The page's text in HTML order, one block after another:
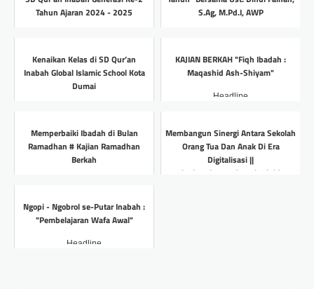
Tahun Ajaran 2024 - 2025
S.Ag, M.Pd.I, AWP
Kenaikan Kelas di SD Qur’an
Inabah Global Islamic School Kota
Dumai
KAJIAN BERKAH "Fiqh Ibadah :
Maqashid Ash-Shiyam"
Headline
Memperbaiki Ibadah di Bulan
Ramadhan # Kajian Ramadhan
Berkah
Membangun Sinergi Antara Sekolah
Orang Tua Dan Anak Di Era
Digitalisasi ||
inabatulqurandumai.sch.id
Ngopi - Ngobrol se-Putar Inabah :
"Pembelajaran Wafa Awal"
Headline